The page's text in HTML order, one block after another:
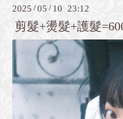
2025 /05 / 10 23:12
剪髮+燙髮+護髮